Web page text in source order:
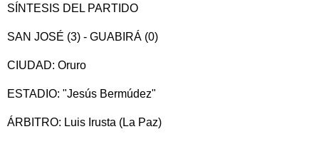
SÍNTESIS DEL PARTIDO
SAN JOSÉ (3) - GUABIRÁ (0)
CIUDAD: Oruro
ESTADIO: "Jesús Bermúdez"
ÁRBITRO: Luis Irusta (La Paz)